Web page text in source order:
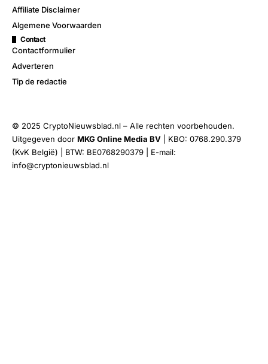
Affiliate Disclaimer
Algemene Voorwaarden
Contact
Contactformulier
Adverteren
Tip de redactie
© 2025 CryptoNieuwsblad.nl – Alle rechten voorbehouden.
Uitgegeven door MKG Online Media BV | KBO: 0768.290.379
(KvK België) | BTW: BE0768290379 | E-mail:
info@cryptonieuwsblad.nl